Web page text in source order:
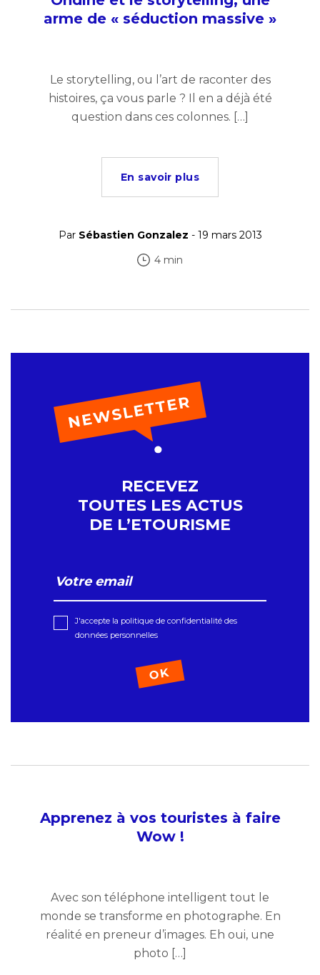
arme de « séduction massive »
Le storytelling, ou l’art de raconter des
histoires, ça vous parle ? Il en a déjà été
question dans ces colonnes. […]
En savoir plus
Par Sébastien Gonzalez - 19 mars 2013
4 min
RECEVEZ
TOUTES LES ACTUS
DE L’ETOURISME
J'accepte la politique de confidentialité des
données personnelles
Apprenez à vos touristes à faire
Wow !
Avec son téléphone intelligent tout le
monde se transforme en photographe. En
réalité en preneur d’images. Eh oui, une
photo […]